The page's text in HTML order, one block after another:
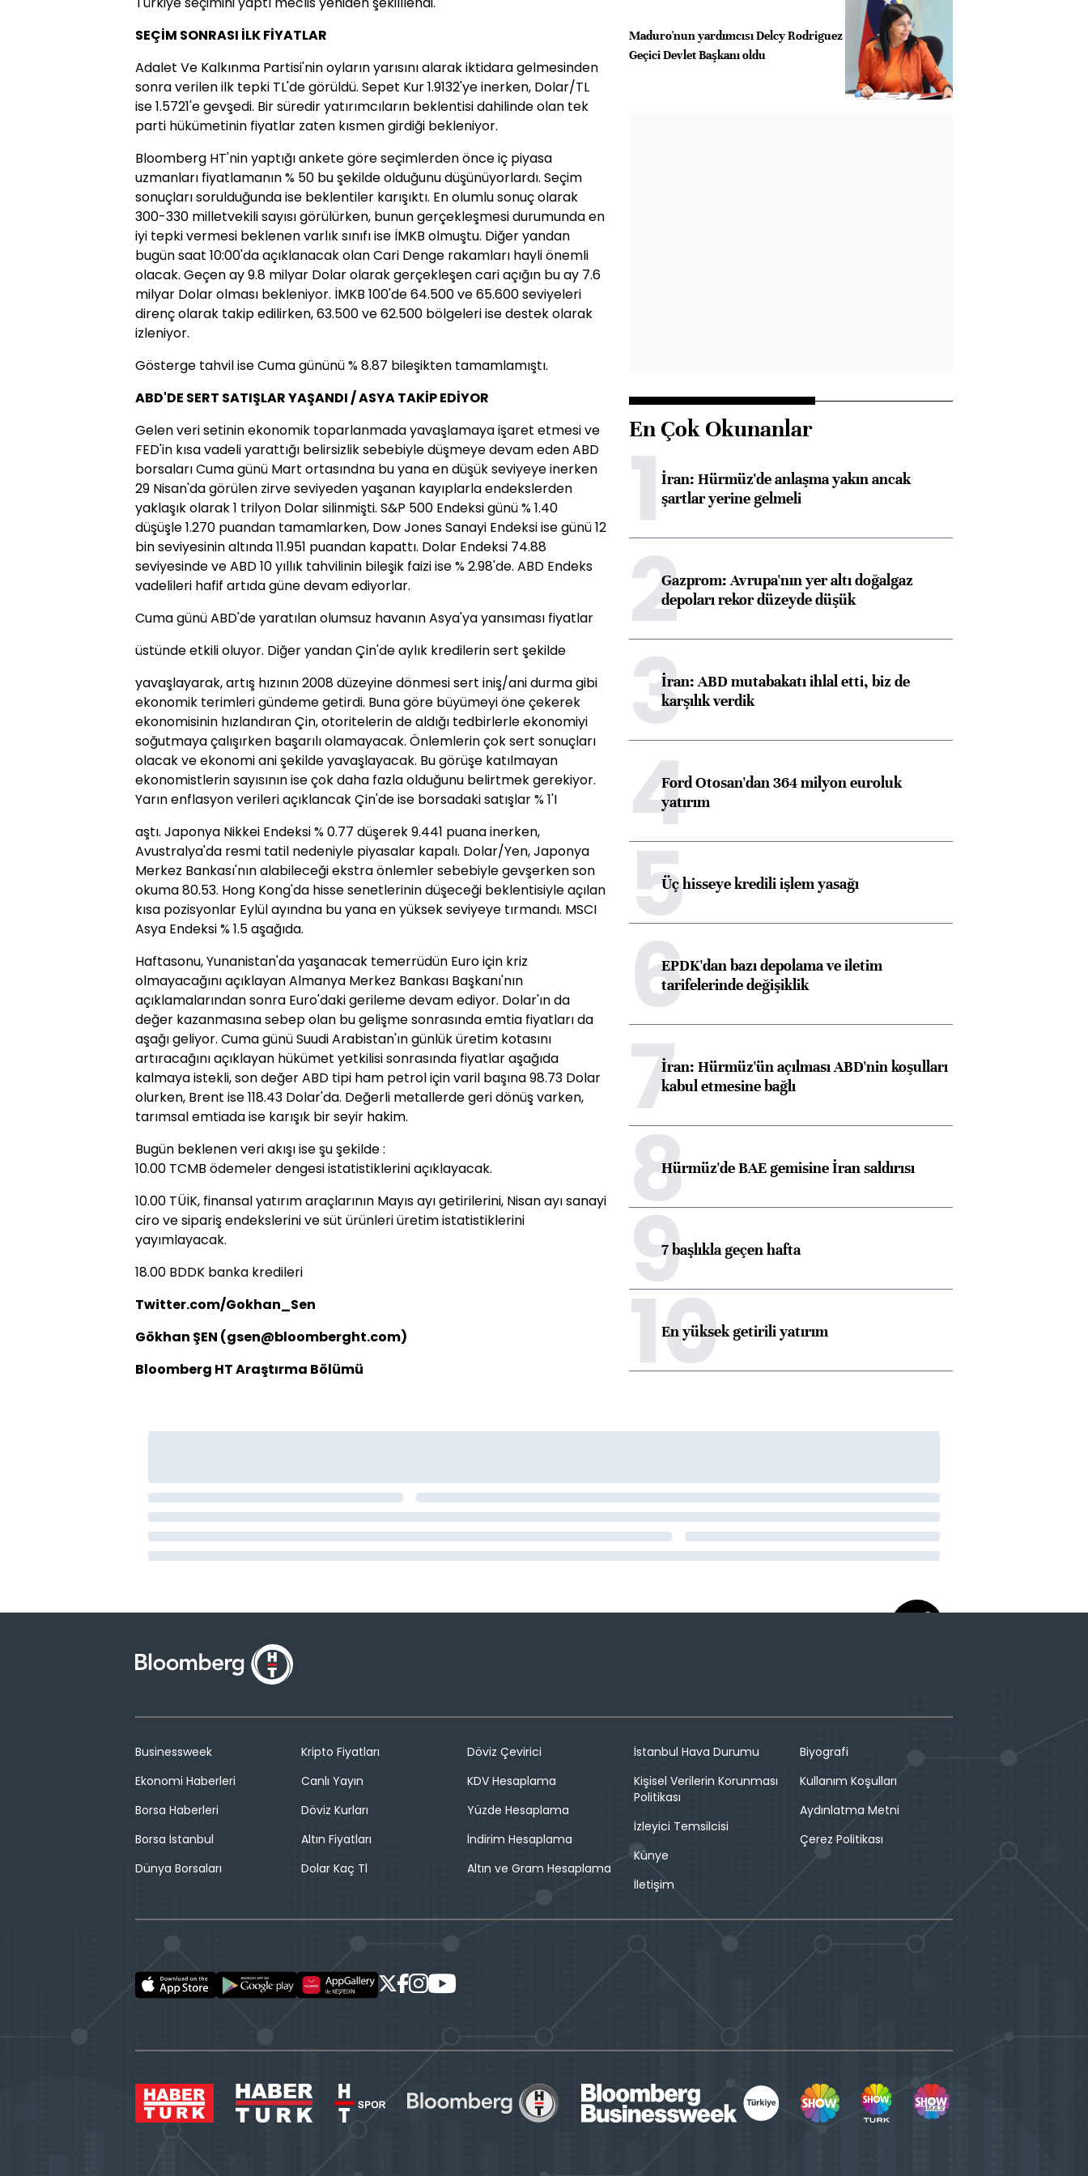
SEÇİM SONRASI İLK FİYATLAR
Adalet Ve Kalkınma Partisi'nin oyların yarısını alarak iktidara gelmesinden
sonra verilen ilk tepki TL'de görüldü. Sepet Kur 1.9132'ye inerken, Dolar/TL
ise 1.5721'e gevşedi. Bir süredir yatırımcıların beklentisi dahilinde olan tek
parti hükümetinin fiyatlar zaten kısmen girdiği bekleniyor.
Bloomberg HT'nin yaptığı ankete göre seçimlerden önce iç piyasa
uzmanları fiyatlamanın % 50 bu şekilde olduğunu düşünüyorlardı. Seçim
sonuçları sorulduğunda ise beklentiler karışıktı. En olumlu sonuç olarak
300-330 milletvekili sayısı görülürken, bunun gerçekleşmesi durumunda en
iyi tepki vermesi beklenen varlık sınıfı ise İMKB olmuştu. Diğer yandan
bugün saat 10:00'da açıklanacak olan Cari Denge rakamları hayli önemli
olacak. Geçen ay 9.8 milyar Dolar olarak gerçekleşen cari açığın bu ay 7.6
milyar Dolar olması bekleniyor. İMKB 100'de 64.500 ve 65.600 seviyeleri
direnç olarak takip edilirken, 63.500 ve 62.500 bölgeleri ise destek olarak
izleniyor.
Gösterge tahvil ise Cuma gününü % 8.87 bileşikten tamamlamıştı.
ABD'DE SERT SATIŞLAR YAŞANDI / ASYA TAKİP EDİYOR
Gelen veri setinin ekonomik toparlanmada yavaşlamaya işaret etmesi ve
FED'in kısa vadeli yarattığı belirsizlik sebebiyle düşmeye devam eden ABD
borsaları Cuma günü Mart ortasındna bu yana en düşük seviyeye inerken
29 Nisan'da görülen zirve seviyeden yaşanan kayıplarla endekslerden
yaklaşık olarak 1 trilyon Dolar silinmişti. S&P 500 Endeksi günü % 1.40
düşüşle 1.270 puandan tamamlarken, Dow Jones Sanayi Endeksi ise günü 12
bin seviyesinin altında 11.951 puandan kapattı. Dolar Endeksi 74.88
seviyesinde ve ABD 10 yıllık tahvilinin bileşik faizi ise % 2.98'de. ABD Endeks
vadelileri hafif artıda güne devam ediyorlar.
Cuma günü ABD'de yaratılan olumsuz havanın Asya'ya yansıması fiyatlar
üstünde etkili oluyor. Diğer yandan Çin'de aylık kredilerin sert şekilde
yavaşlayarak, artış hızının 2008 düzeyine dönmesi sert iniş/ani durma gibi
ekonomik terimleri gündeme getirdi. Buna göre büyümeyi öne çekerek
ekonomisinin hızlandıran Çin, otoritelerin de aldığı tedbirlerle ekonomiyi
soğutmaya çalışırken başarılı olamayacak. Önlemlerin çok sert sonuçları
olacak ve ekonomi ani şekilde yavaşlayacak. Bu görüşe katılmayan
ekonomistlerin sayısının ise çok daha fazla olduğunu belirtmek gerekiyor.
Yarın enflasyon verileri açıklancak Çin'de ise borsadaki satışlar % 1'I
aştı. Japonya Nikkei Endeksi % 0.77 düşerek 9.441 puana inerken,
Avustralya'da resmi tatil nedeniyle piyasalar kapalı. Dolar/Yen, Japonya
Merkez Bankası'nın alabileceği ekstra önlemler sebebiyle gevşerken son
okuma 80.53. Hong Kong'da hisse senetlerinin düşeceği beklentisiyle açılan
kısa pozisyonlar Eylül ayındna bu yana en yüksek seviyeye tırmandı. MSCI
Asya Endeksi % 1.5 aşağıda.
Haftasonu, Yunanistan'da yaşanacak temerrüdün Euro için kriz
olmayacağını açıklayan Almanya Merkez Bankası Başkanı'nın
açıklamalarından sonra Euro'daki gerileme devam ediyor. Dolar'ın da
değer kazanmasına sebep olan bu gelişme sonrasında emtia fiyatları da
aşağı geliyor. Cuma günü Suudi Arabistan'ın günlük üretim kotasını
artıracağını açıklayan hükümet yetkilisi sonrasında fiyatlar aşağıda
kalmaya istekli, son değer ABD tipi ham petrol için varil başına 98.73 Dolar
olurken, Brent ise 118.43 Dolar'da. Değerli metallerde geri dönüş varken,
tarımsal emtiada ise karışık bir seyir hakim.
Bugün beklenen veri akışı ise şu şekilde :
10.00 TCMB ödemeler dengesi istatistiklerini açıklayacak.
10.00 TÜİK, finansal yatırım araçlarının Mayıs ayı getirilerini, Nisan ayı sanayi
ciro ve sipariş endekslerini ve süt ürünleri üretim istatistiklerini
yayımlayacak.
18.00 BDDK banka kredileri
Twitter.com/Gokhan_Sen
Gökhan ŞEN (gsen@bloomberght.com)
Bloomberg HT Araştırma Bölümü
Maduro'nun yardımcısı Delcy Rodriguez
Geçici Devlet Başkanı oldu
En Çok Okunanlar
1İran: Hürmüz'de anlaşma yakın ancak
şartlar yerine gelmeli
2Gazprom: Avrupa'nın yer altı doğalgaz
depoları rekor düzeyde düşük
3İran: ABD mutabakatı ihlal etti, biz de
karşılık verdik
4Ford Otosan'dan 364 milyon euroluk
yatırım
5Üç hisseye kredili işlem yasağı
6EPDK'dan bazı depolama ve iletim
tarifelerinde değişiklik
7İran: Hürmüz'ün açılması ABD'nin koşulları
kabul etmesine bağlı
8Hürmüz'de BAE gemisine İran saldırısı
97 başlıkla geçen hafta
10
En yüksek getirili yatırım
Businessweek
Ekonomi Haberleri
Borsa Haberleri
Borsa İstanbul
Dünya Borsaları
Kripto Fiyatları
Canlı Yayın
Döviz Kurları
Altın Fiyatları
Dolar Kaç Tl
Döviz Çevirici
KDV Hesaplama
Yüzde Hesaplama
İndirim Hesaplama
Altın ve Gram Hesaplama
İstanbul Hava Durumu
Kişisel Verilerin Korunması
Politikası
İzleyici Temsilcisi
Künye
İletişim
Biyografi
Kullanım Koşulları
Aydınlatma Metni
Çerez Politikası